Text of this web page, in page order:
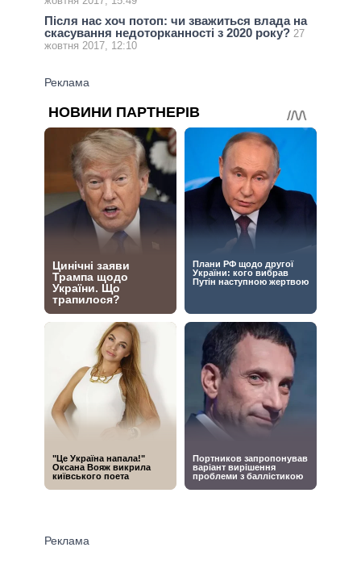
Після нас хоч потоп: чи зважиться влада на
скасування недоторканності з 2020 року? 27
жовтня 2017, 12:10